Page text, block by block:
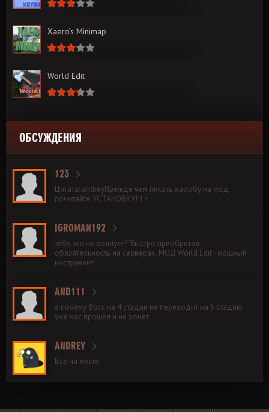
Xaero’s Minimap
World Edit
ОБСУЖДЕНИЯ
123
Цитата: andreyПрежде чем писать жалобу на мод,
почитайте УСТАНОВКУ!!! +
IGROMAN192
тебя это не волнует? "Быстро приобретая
обязательность на серверах, МОД World Edit - мощный
инструмент
AND111
а почему босс на 4 стадии не переходит на 5 стадию
уже час прошёл и не хочет
ANDREY
Все на месте